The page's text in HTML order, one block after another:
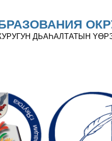
ДЬАҺАЛТАТЫН